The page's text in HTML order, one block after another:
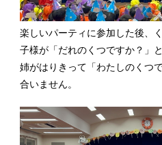
楽しいパーティに参加した後、
子様が「だれのくつですか？」
姉がはりきって「わたしのくつ
合いません。